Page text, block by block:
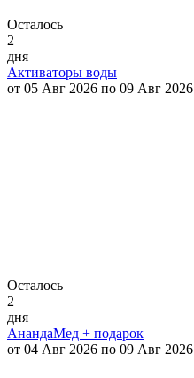
Осталось
2
дня
Активаторы воды
от 05 Авг 2026 по 09 Авг 2026
Осталось
2
дня
АнандаМед + подарок
от 04 Авг 2026 по 09 Авг 2026